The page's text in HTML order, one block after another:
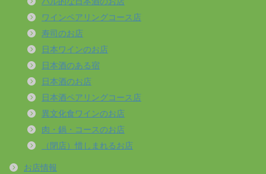
ワインペアリングコース店
寿司のお店
日本ワインのお店
日本酒のある宿
日本酒のお店
日本酒ペアリングコース店
異文化食ワインのお店
肉・鍋・コースのお店
（閉店）惜しまれるお店
お店情報